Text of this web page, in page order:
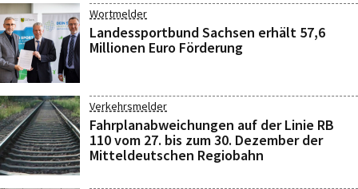
Wortmelder
Landessportbund Sachsen erhält 57,6
Millionen Euro Förderung
Verkehrsmelder
Fahrplanabweichungen auf der Linie RB
110 vom 27. bis zum 30. Dezember der
Mitteldeutschen Regiobahn